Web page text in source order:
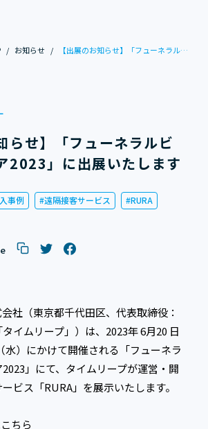
/ お知らせ / 【出展のお知らせ】「フューネラルビジネスフェア2023」に出展いたします
らせ】「フューネラルビ
2023」に出展いたします
事例 遠隔接客サービス
RURA
社（東京都千代田区、代表取締役：
イムリープ」）は、2023年 6月20 日
水）にかけて開催される「フューネラ
」にて、タイムリープが運営・開
ビス「RURA」を展示いたします。
ちら